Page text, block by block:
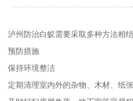
泸州防治白蚁需要采取多种方法相
预防措施
保持环境整洁
定期清理室内外的杂物、木材、纸